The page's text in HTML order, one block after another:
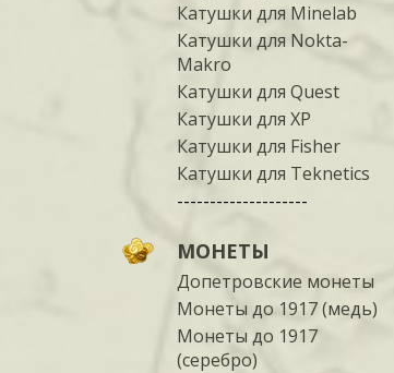
Катушки для Minelab
Катушки для Nokta-
Makro
Катушки для Quest
Катушки для XP
Катушки для Fisher
Катушки для Teknetics
--------------------
МОНЕТЫ
Допетровские монеты
Монеты до 1917 (медь)
Монеты до 1917
(серебро)